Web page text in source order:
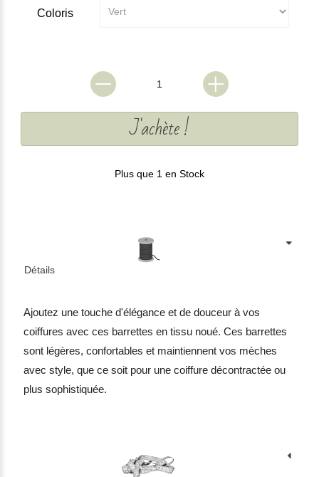
Coloris
J'achète !
Plus que 1 en Stock
Détails
Ajoutez une touche d'élégance et de douceur à vos
coiffures avec ces barrettes en tissu noué. Ces barrettes
sont légères, confortables et maintiennent vos mèches
avec style, que ce soit pour une coiffure décontractée ou
plus sophistiquée.